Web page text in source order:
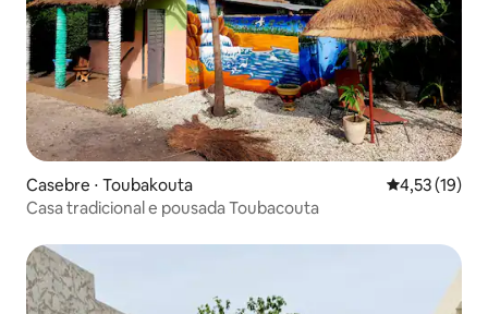
Casebre ⋅ Toubakouta 4,53 de uma
4,53 (19)
Casa tradicional e pousada Toubacouta